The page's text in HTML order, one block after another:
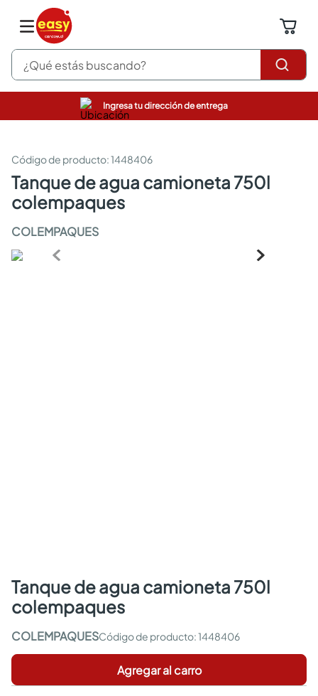
¿Qué estás buscando?
Ingresa tu dirección de entrega
:1448406
tanque de agua camioneta 750l
colempaques
COLEMPAQUES
tanque de agua camioneta 750l
colempaques
COLEMPAQUES :1448406
Agregar al carro
pinturas
sanitarios
comedor
escritorio
armarios closet
comedores